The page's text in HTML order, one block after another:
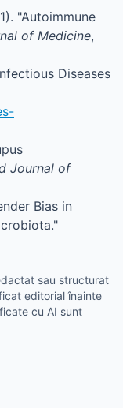
"Autoimmune
of Medicine,
Diseases
Journal of
Bias in
sau structurat
editorial înainte
cu AI sunt